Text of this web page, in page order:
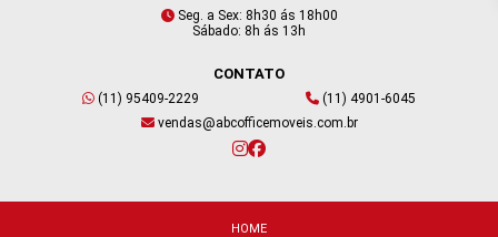
Seg. a Sex: 8h30 ás 18h00
Sábado: 8h ás 13h
CONTATO
(11) 95409-2229
(11) 4901-6045
vendas@abcofficemoveis.com.br
HOME